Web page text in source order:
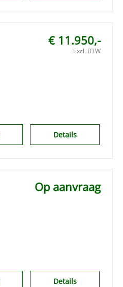
€ 11.950,-
Excl. BTW
Details
Op aanvraag
Details